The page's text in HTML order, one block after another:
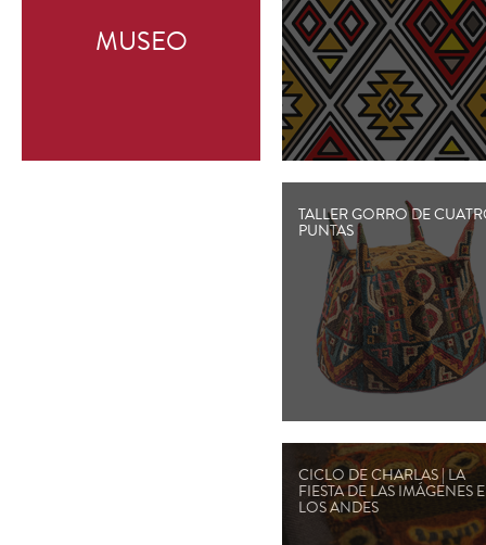
MUSEO
TALLER GORRO DE
PUNTAS
CICLO DE CHARLAS | LA
FIESTA DE LAS IMÁGENES
LOS ANDES